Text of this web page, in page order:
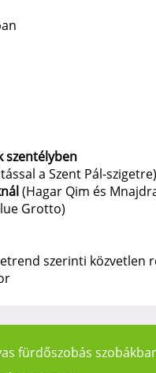
szentélyben
a Szent Pál-szigetre)
(Hagar Qim és
Grotto)
szerinti közvetlen
fürdőszobás